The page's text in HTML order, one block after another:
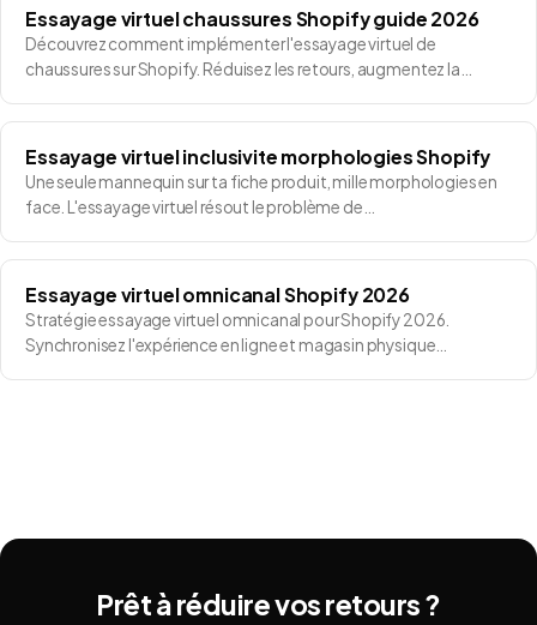
Essayage virtuel chaussures Shopify guide 2026
Découvrez comment implémenter l'essayage virtuel de
chaussures sur Shopify. Réduisez les retours, augmentez la…
Essayage virtuel inclusivite morphologies Shopify
Une seule mannequin sur ta fiche produit, mille morphologies en
face. L'essayage virtuel résout le problème de…
Essayage virtuel omnicanal Shopify 2026
Stratégie essayage virtuel omnicanal pour Shopify 2026.
Synchronisez l'expérience en ligne et magasin physique…
Prêt à réduire vos retours ?